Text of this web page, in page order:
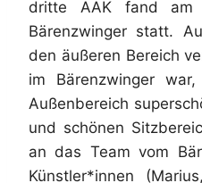
dritte AAK fand am
Bärenzwinger statt.
den äußeren Bereich
im Bärenzwinger
Außenbereich
und schönen
an das Team vom
Künstler*innen